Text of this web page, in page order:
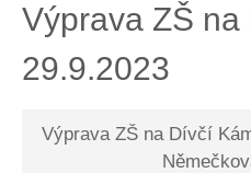
Výprava ZŠ
29.9.2023
Výprava ZŠ na Dívčí